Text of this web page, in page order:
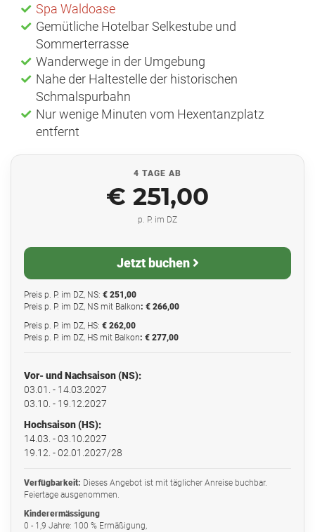
Spa Waldoase
Gemütliche Hotelbar Selkestube und
Sommerterrasse
Wanderwege in der Umgebung
Nahe der Haltestelle der historischen
Schmalspurbahn
Nur wenige Minuten vom Hexentanzplatz
entfernt
4 TAGE AB
€ 251,00
p. P. im DZ
Jetzt buchen
Preis p. P. im DZ, NS: € 251,00
Preis p. P. im DZ, NS mit Balkon: € 266,00
Preis p. P. im DZ, HS: € 262,00
Preis p. P. im DZ, HS mit Balkon: € 277,00
Vor- und Nachsaison (NS):
03.01. - 14.03.2027
03.10. - 19.12.2027
Hochsaison (HS):
14.03. - 03.10.2027
19.12. - 02.01.2027/28
Verfügbarkeit: Dieses Angebot ist mit täglicher Anreise buchbar.
Feiertage ausgenommen.
Kinderermässigung
0 - 1,9 Jahre: 100 % Ermäßigung,